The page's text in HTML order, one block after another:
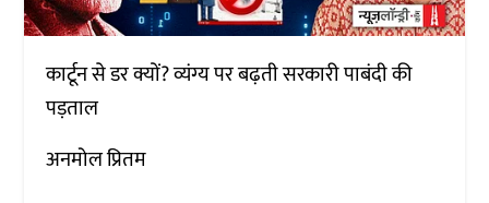
कार्टून से डर क्यों? व्यंग्य पर बढ़ती सरकारी पाबंदी की
पड़ताल
अनमोल प्रितम